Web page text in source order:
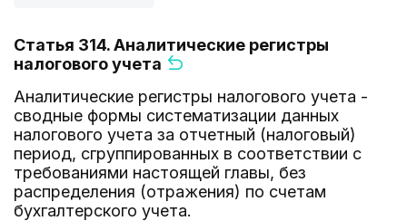
Статья 314. Аналитические регистры
налогового учета
Аналитические регистры налогового учета -
сводные формы систематизации данных
налогового учета за отчетный (налоговый)
период, сгруппированных в соответствии с
требованиями настоящей главы, без
распределения (отражения) по счетам
бухгалтерского учета.